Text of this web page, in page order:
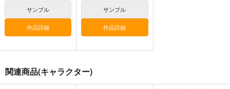
濡々
5年目の放課後
（税込）
しずく
サンプル
スキ妹々
5年目の放課後
（税込）
いちか
ふたごサンドイッチ
シズク・コンプレック
5TH BROWSING
サンプル
作品詳細
サンプル
作品詳細
関連商品(キャラクター)